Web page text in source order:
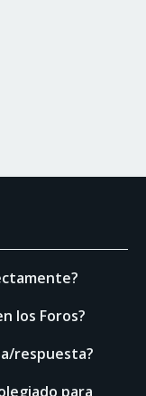
los Foros?
respuesta?
para